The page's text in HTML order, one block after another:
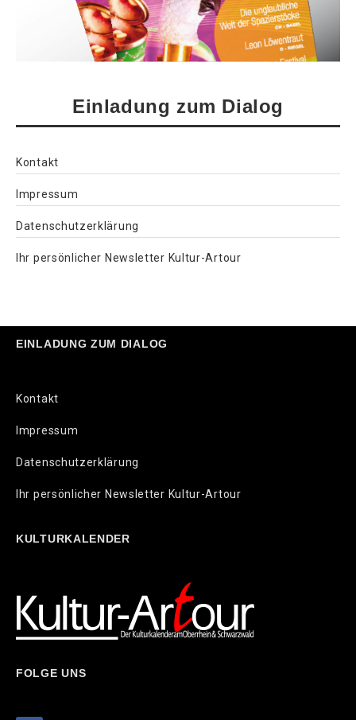
Einladung zum Dialog
Kontakt
Impressum
Datenschutzerklärung
Ihr persönlicher Newsletter Kultur-Artour
EINLADUNG ZUM DIALOG
Kontakt
Impressum
Datenschutzerklärung
Ihr persönlicher Newsletter Kultur-Artour
KULTURKALENDER
FOLGE UNS